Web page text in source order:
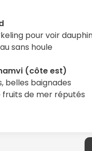
pour voir
sans houle
(côte est)
belles baignades
de mer réputés